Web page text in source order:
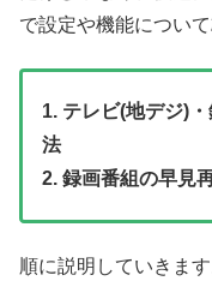
で設定や機能について
1. テレビ(地デジ)
法
2. 録画番組の早見
順に説明していきます